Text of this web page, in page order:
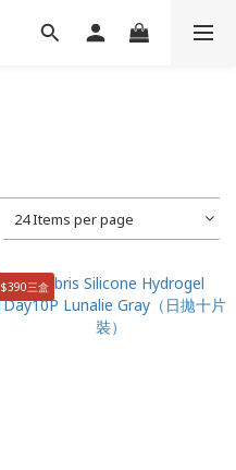
24 Items per page
$390三盒